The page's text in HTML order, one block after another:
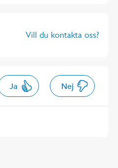
Vill du kontakta oss?
Ja Nej